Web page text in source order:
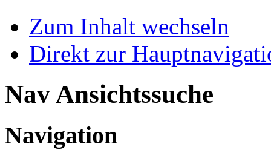
Zum Inhalt wechseln
Direkt zur
Nav Ansichtssuche
Navigation